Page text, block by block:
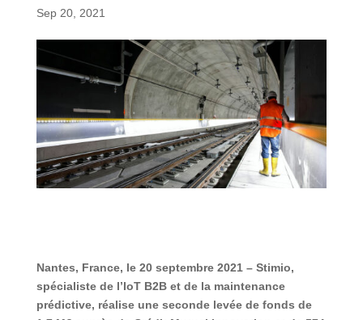
Sep 20, 2021
Nantes, France, le 20 septembre 2021 – Stimio,
spécialiste de l’IoT B2B et de la maintenance
prédictive, réalise une seconde levée de fonds de